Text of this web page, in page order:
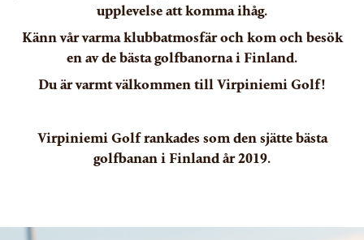
upplevelse att komma ihåg.
Känn vår varma klubbatmosfär och kom och besök
en av de bästa golfbanorna i Finland.
Du är varmt välkommen till Virpiniemi Golf!
Virpiniemi Golf rankades som den sjätte bästa
golfbanan i Finland år 2019.